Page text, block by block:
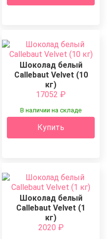
Шоколад белый
Callebaut Velvet (10
кг)
17052 ₽
В наличии на складе
Купить
Шоколад белый
Callebaut Velvet (1
кг)
2020 ₽